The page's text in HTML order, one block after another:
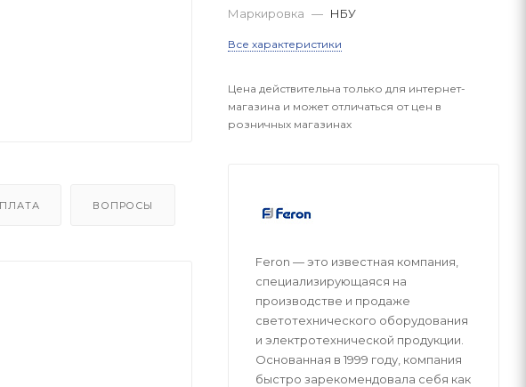
ВОПРОСЫ
Маркировка — НБУ
Все характеристики
Цена действительна только для интернет-
магазина и может отличаться от цен в
розничных магазинах
Feron — это известная компания,
специализирующаяся на
производстве и продаже
светотехнического оборудования
и электротехнической продукции.
Основанная в 1999 году, компания
быстро зарекомендовала себя как